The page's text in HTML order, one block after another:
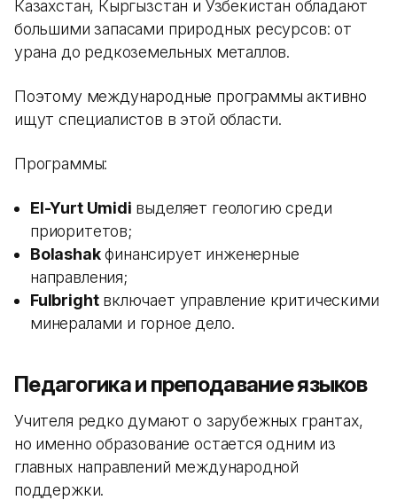
Казахстан, Кыргызстан и Узбекистан обладают
большими запасами природных ресурсов: от
урана до редкоземельных металлов.
Поэтому международные программы активно
ищут специалистов в этой области.
Программы:
El-Yurt Umidi выделяет геологию среди
приоритетов;
Bolashakфинансирует инженерные
направления;
Fulbrightвключает управление критическими
минералами и горное дело.
Педагогика и преподавание языков
Учителя редко думают о зарубежных грантах,
но именно образование остается одним из
главных направлений международной
поддержки.